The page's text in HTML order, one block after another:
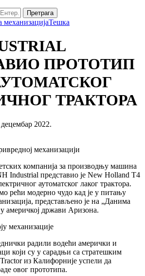
Претрага
Тешка
ПРОТОТИП
ТРАКТОРА
2022.
механизацији
компанија за производњу машина
Industrial представио је New Holland T4
аутоматског лаког трактора.
рећи модерно чудо кад је у питању
представљено је на „Данима
америчкој држави Аризона.
механизације
радили водећи амерички и
који су у сарадњи са стратешким
из Калифорније успели да
овог прототипа.